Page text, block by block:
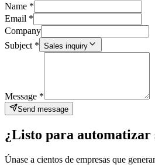
Name *
Email *
Company
Subject * Sales inquiry
Message *
Send message
¿Listo para automatizar
Únase a cientos de empresas que